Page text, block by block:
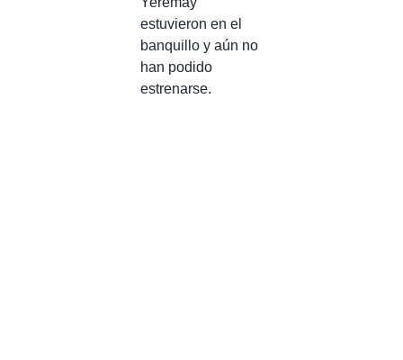
estuvieron en el
banquillo y aún no
han podido
estrenarse.